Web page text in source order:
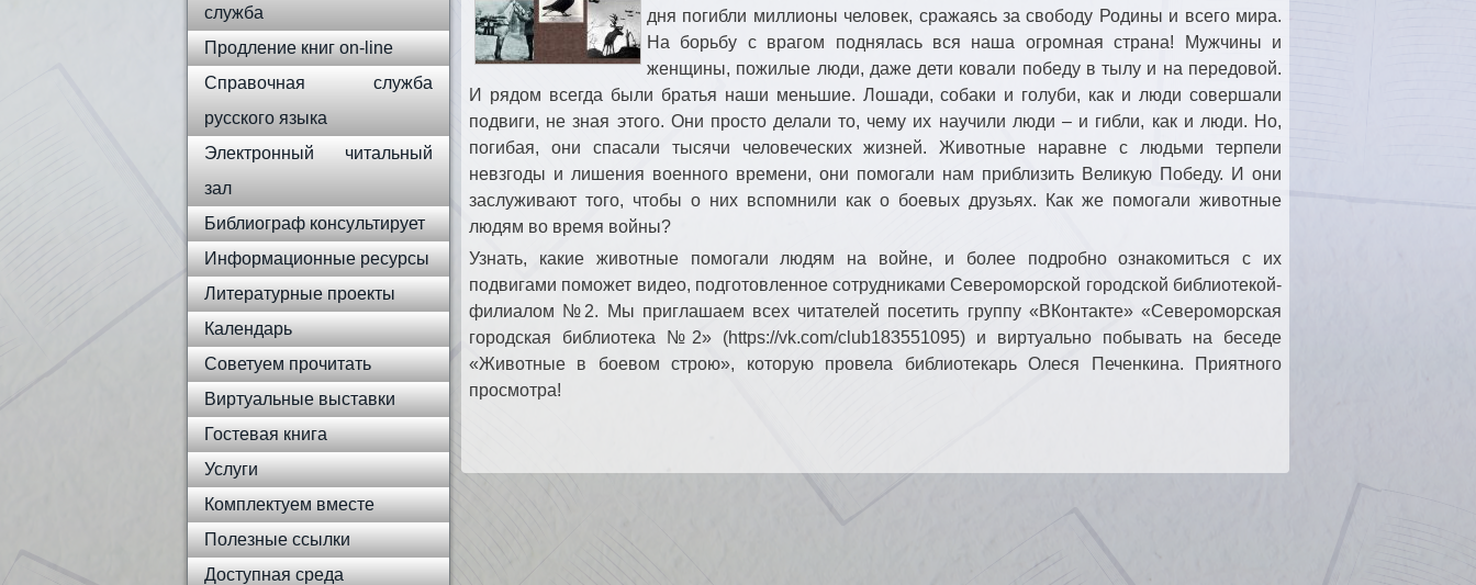
служба
Продление книг on-line
Справочная служба
русского языка
Электронный читальный
зал
Библиограф консультирует
Информационные ресурсы
Литературные проекты
Календарь
Советуем прочитать
Виртуальные выставки
Гостевая книга
Услуги
Комплектуем вместе
Полезные ссылки
Доступная среда
дня погибли миллионы человек, сражаясь за свободу Родины и всего мира.
На борьбу с врагом поднялась вся наша огромная страна! Мужчины и
женщины, пожилые люди, даже дети ковали победу в тылу и на передовой.
И рядом всегда были братья наши меньшие. Лошади, собаки и голуби, как и люди совершали
подвиги, не зная этого. Они просто делали то, чему их научили люди – и гибли, как и люди. Но,
погибая, они спасали тысячи человеческих жизней. Животные наравне с людьми терпели
невзгоды и лишения военного времени, они помогали нам приблизить Великую Победу. И они
заслуживают того, чтобы о них вспомнили как о боевых друзьях. Как же помогали животные
людям во время войны?
Узнать, какие животные помогали людям на войне, и более подробно ознакомиться с их
подвигами поможет видео, подготовленное сотрудниками Североморской городской библиотекой-
филиалом №2. Мы приглашаем всех читателей посетить группу «ВКонтакте» «Североморская
городская библиотека №2» (https://vk.com/club183551095) и виртуально побывать на беседе
«Животные в боевом строю», которую провела библиотекарь Олеся Печенкина. Приятного
просмотра!